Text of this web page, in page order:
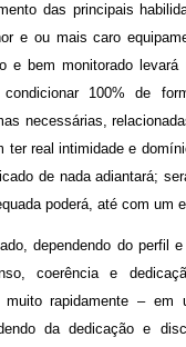
das principais
e ou mais caro
e bem monitorado
100% de
necessárias,
ter real intimidade e
de nada adiantará;
poderá, até com um
dependendo do perfil
coerência e
muito rapidamente –
da dedicação e